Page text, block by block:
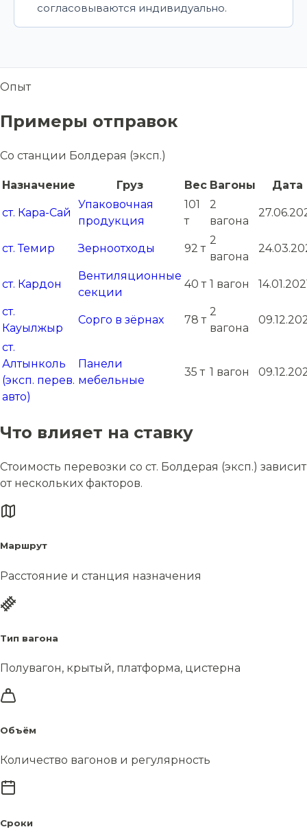
согласовываются индивидуально.
Опыт
Примеры отправок
Со станции Болдерая (эксп.)
Назначение Груз Вес Вагоны Дата
ст. Кара-Сай
Упаковочная
продукция
101
т
2
вагона
ст. Темир Зерноотходы 92 т
2
вагона
ст. Кардон
Вентиляционные
секции
40 т 1 вагон
ст.
Кауылжыр
Сорго в зёрнах 78 т
2
вагона
ст.
Алтынколь
(эксп. перев.
авто)
Панели
мебельные
35 т 1 вагон
Что влияет на ставку
Стоимость перевозки со ст. Болдерая (эксп.) зависит
от нескольких факторов.
Маршрут
Расстояние и станция назначения
Тип вагона
Полувагон, крытый, платформа, цистерна
Объём
Количество вагонов и регулярность
Сроки